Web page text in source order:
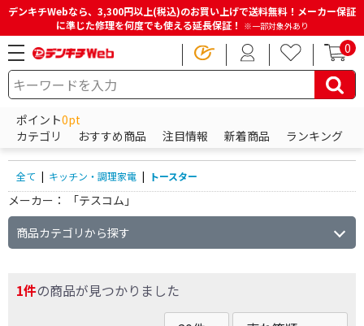
デンキチWebなら、3,300円以上(税込)のお買い上げで送料無料！メーカー保証
に準じた修理を何度でも使える延長保証！ ※一部対象外あり
0
ポイント0pt
カテゴリ
おすすめ商品 注目情報 新着商品 ランキング
HOME 商品一覧ページ キッチン・調理家電 トースター
トースターの商品一覧
全て | キッチン・調理家電 | トースター
メーカー：
「テスコム」
商品カテゴリから探す
1件の商品が見つかりました